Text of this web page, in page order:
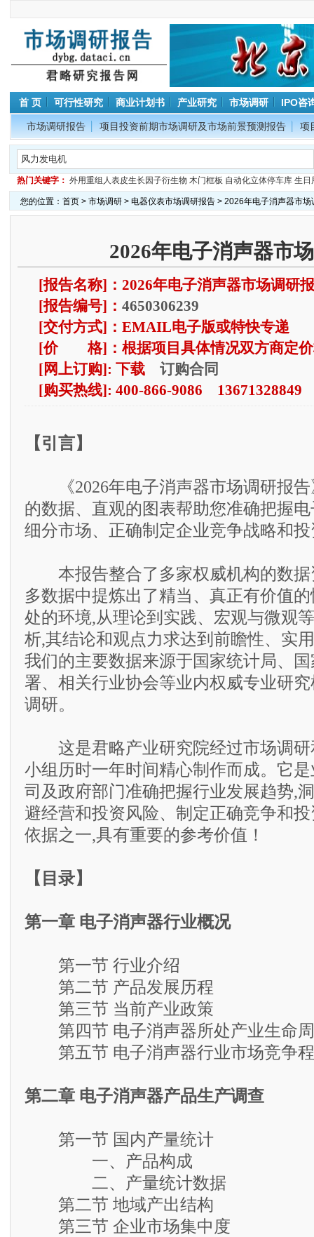
首 页 可行性研究 商业计划书 产业研究 市场调研 IPO咨
市场调研报告 项目投资前期市场调研及市场前景预测报告 项
热门关键字： 外用重组人表皮生长因子衍生物 木门框板 自动化立体停车库 生日
您的位置： 首页> 市场调研> 电器仪表市场调研报告> 2026年电子消声器市场
2026年电子消声器市
[报告名称]：2026年电子消声器市场调研
[报告编号]： 4650306239
[交付方式]：EMAIL电子版或特快专递
[价 格]：根据项目具体情况双方商定
[网上订购]: 下载 订购合同
[购买热线]: 400-866-9086 13671328849
【引言】
《2026年电子消声器市场调研报告
的数据、直观的图表帮助您准确把握
细分市场、正确制定企业竞争战略和
本报告整合了多家权威机构的数据
多数据中提炼出了精当、真正有价值
处的环境,从理论到实践、宏观与微观
析,其结论和观点力求达到前瞻性、实
我们的主要数据来源于国家统计局、
署、相关行业协会等业内权威专业研
调研。
这是君略产业研究院经过市场调研
小组历时一年时间精心制作而成。它
司及政府部门准确把握行业发展趋势,
避经营和投资风险、制定正确竞争和
依据之一,具有重要的参考价值！
【目录】
第一章 电子消声器行业概况
第一节 行业介绍
第二节 产品发展历程
第三节 当前产业政策
第四节 电子消声器所处产业生命
第五节 电子消声器行业市场竞争
第二章 电子消声器产品生产调查
第一节 国内产量统计
一、产品构成
二、产量统计数据
第二节 地域产出结构
第三节 企业市场集中度